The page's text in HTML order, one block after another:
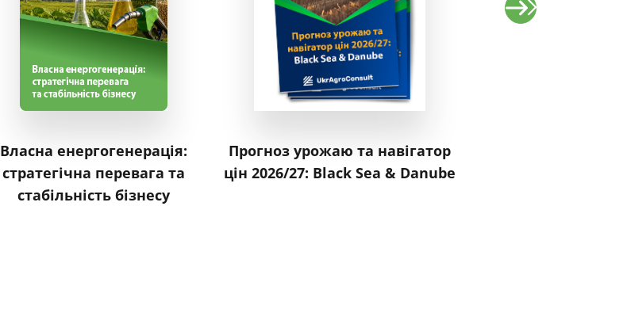
Власна енергогенерація:
стратегічна перевага та
стабільність бізнесу
Прогноз урожаю та навігатор
цін 2026/27: Black Sea & Danube